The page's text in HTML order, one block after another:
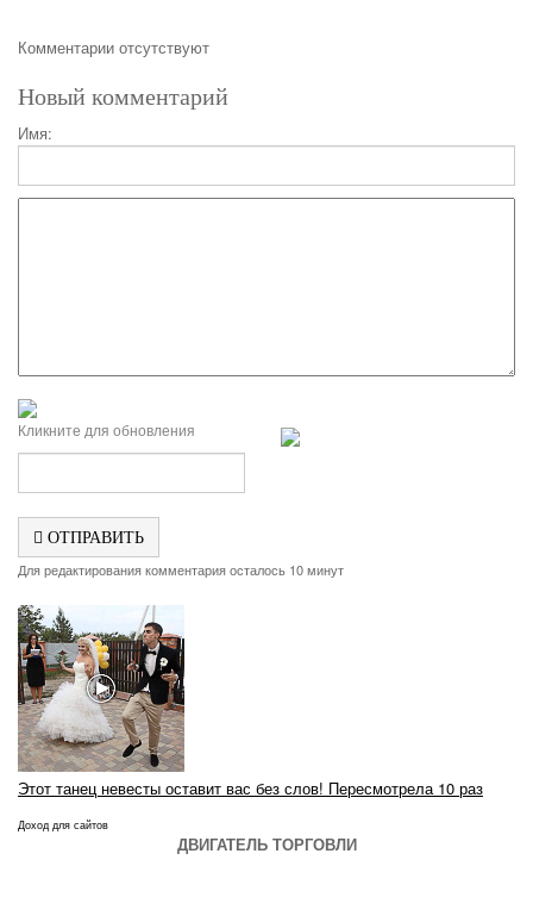
Комментарии отсутствуют
Новый комментарий
Имя:
Кликните для обновления
ОТПРАВИТЬ
Для редактирования комментария осталось 10 минут
Этот танец невесты оставит вас без слов! Пересмотрела 10 раз
Доход для сайтов
ДВИГАТЕЛЬ ТОРГОВЛИ